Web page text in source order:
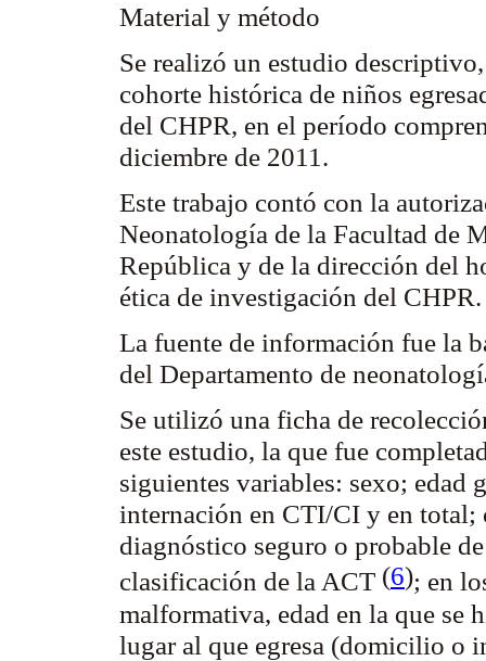
Material y método
Se realizó un estudio
cohorte histórica de niños
del CHPR, en el período
diciembre de 2011.
Este trabajo contó con la
Neonatología de la Facultad de
República y de la dirección del
ética de investigación del
La fuente de información fue la
del Departamento de
Se utilizó una ficha de
este estudio, la que fue
siguientes variables: sexo; edad
internación en CTI/CI y en
diagnóstico seguro o probable
clasificación de la ACT (6); en
malformativa, edad en la que se
lugar al que egresa (domicilio o